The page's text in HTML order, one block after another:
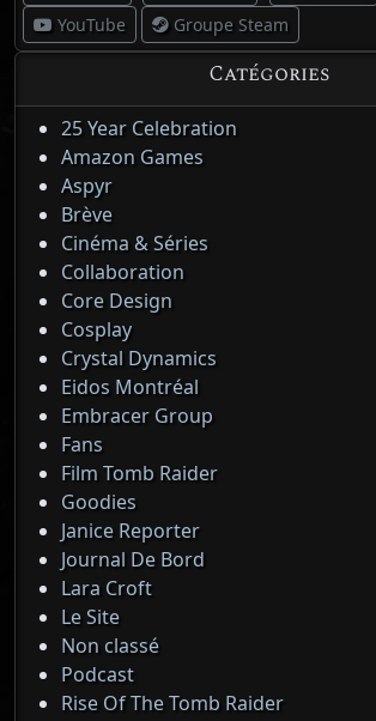
YouTube
Groupe Steam
Catégories
25 Year Celebration
Amazon Games
Aspyr
Brève
Cinéma & Séries
Collaboration
Core Design
Cosplay
Crystal Dynamics
Eidos Montréal
Embracer Group
Fans
Film Tomb Raider
Goodies
Janice Reporter
Journal De Bord
Lara Croft
Le Site
Non classé
Podcast
Rise Of The Tomb Raider